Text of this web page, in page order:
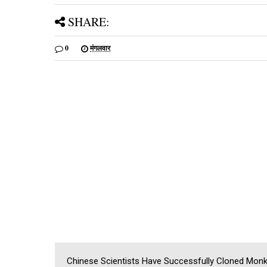
SHARE:
0 मंगलवार
Chinese Scientists Have Successfully Cloned